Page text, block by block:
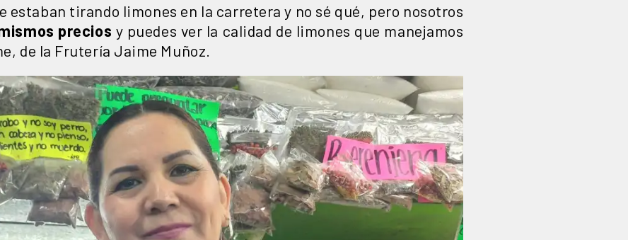
estaban tirando limones en la carretera y no sé qué, pero nosotros
precios y puedes ver la calidad de limones que manejamos
de la Frutería Jaime Muñoz.